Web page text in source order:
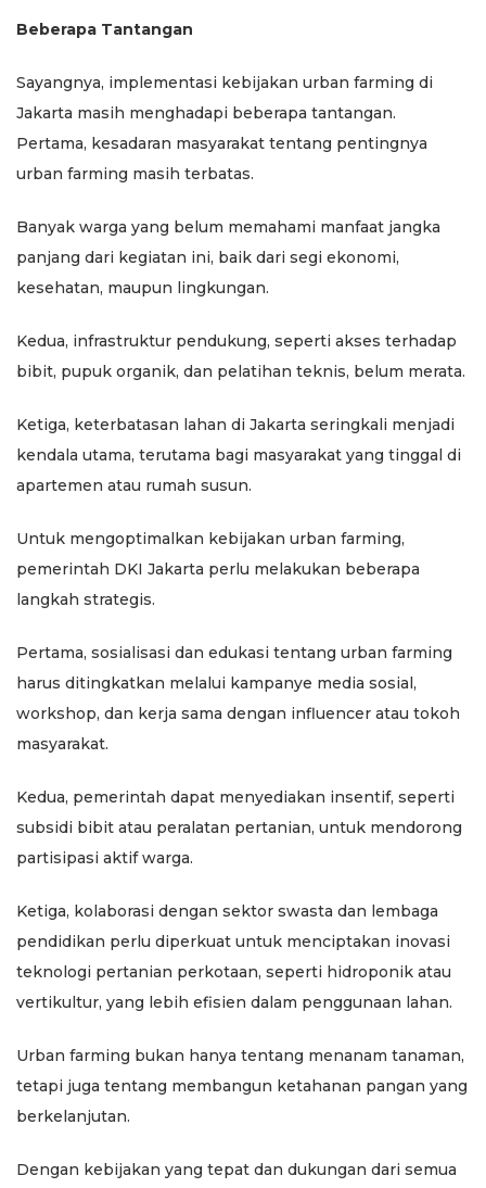
Beberapa Tantangan
Sayangnya, implementasi kebijakan urban farming di
Jakarta masih menghadapi beberapa tantangan.
Pertama, kesadaran masyarakat tentang pentingnya
urban farming masih terbatas.
Banyak warga yang belum memahami manfaat jangka
panjang dari kegiatan ini, baik dari segi ekonomi,
kesehatan, maupun lingkungan.
Kedua, infrastruktur pendukung, seperti akses terhadap
bibit, pupuk organik, dan pelatihan teknis, belum merata.
Ketiga, keterbatasan lahan di Jakarta seringkali menjadi
kendala utama, terutama bagi masyarakat yang tinggal di
apartemen atau rumah susun.
Untuk mengoptimalkan kebijakan urban farming,
pemerintah DKI Jakarta perlu melakukan beberapa
langkah strategis.
Pertama, sosialisasi dan edukasi tentang urban farming
harus ditingkatkan melalui kampanye media sosial,
workshop, dan kerja sama dengan influencer atau tokoh
masyarakat.
Kedua, pemerintah dapat menyediakan insentif, seperti
subsidi bibit atau peralatan pertanian, untuk mendorong
partisipasi aktif warga.
Ketiga, kolaborasi dengan sektor swasta dan lembaga
pendidikan perlu diperkuat untuk menciptakan inovasi
teknologi pertanian perkotaan, seperti hidroponik atau
vertikultur, yang lebih efisien dalam penggunaan lahan.
Urban farming bukan hanya tentang menanam tanaman,
tetapi juga tentang membangun ketahanan pangan yang
berkelanjutan.
Dengan kebijakan yang tepat dan dukungan dari semua